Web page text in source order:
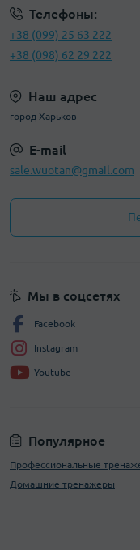
Телефоны:
+38 (099) 25 63 222
+38 (098) 62 29 222
Наш адрес
город Харьков
E-mail
sale.wuotan@gmail.com
Популярное
Профессиональные
Домашние тренажеры
Мы в соцсетях
Facebook
Instagram
Youtube